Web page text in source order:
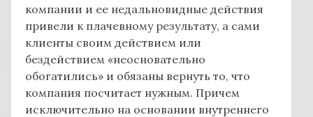
компании и ее недальновидные действия
привели к плачевному результату, а сами
клиенты своим действием или
бездействием «неосновательно
обогатились» и обязаны вернуть то, что
компания посчитает нужным. Причем
исключительно на основании внутреннего